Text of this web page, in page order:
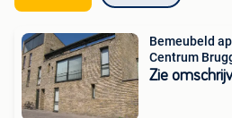
Bemeubeld
Centrum
Zie